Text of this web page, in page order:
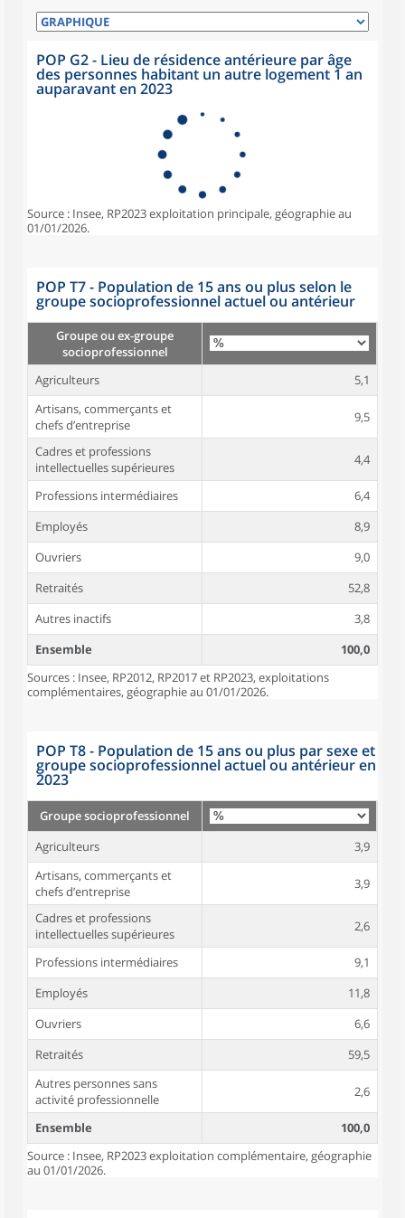
POP G2 - Lieu de résidence antérieure par âge
des personnes habitant un autre logement 1 an
auparavant en 2023
Source : Insee, RP2023 exploitation principale, géographie au
01/01/2026.
POP T7 - Population de 15 ans ou plus selon le
groupe socioprofessionnel actuel ou antérieur
Groupe ou ex-groupe
socioprofessionnel
Agriculteurs
5,1
Artisans, commerçants et
chefs d’entreprise
9,5
Cadres et professions
intellectuelles supérieures
4,4
Professions intermédiaires
6,4
Employés
8,9
Ouvriers
9,0
Retraités
52,8
Autres inactifs
3,8
Ensemble
100,0
Sources : Insee, RP2012, RP2017 et RP2023, exploitations
complémentaires, géographie au 01/01/2026.
POP T8 - Population de 15 ans ou plus par sexe et
groupe socioprofessionnel actuel ou antérieur en
2023
Groupe socioprofessionnel
Agriculteurs
3,9
Artisans, commerçants et
chefs d’entreprise
3,9
Cadres et professions
intellectuelles supérieures
2,6
Professions intermédiaires
9,1
Employés
11,8
Ouvriers
6,6
Retraités
59,5
Autres personnes sans
activité professionnelle
2,6
Ensemble
100,0
Source : Insee, RP2023 exploitation complémentaire, géographie
au 01/01/2026.